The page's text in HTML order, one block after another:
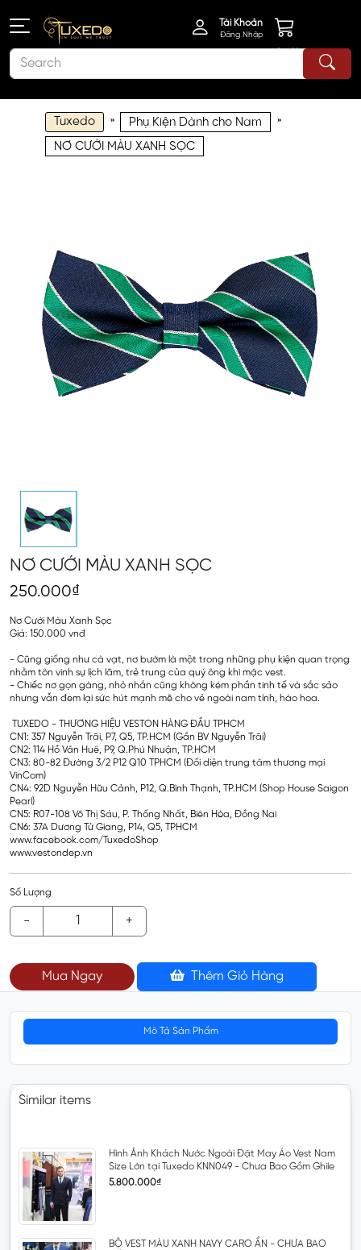
Tài Khoản
Đăng Nhập
Giỏ Hàng
Tuxedo » Phụ Kiện Dành cho Nam »
NƠ CƯỚI MÀU XANH SỌC
NƠ CƯỚI MÀU XANH SỌC
250.000₫
Nơ Cưới Màu Xanh Sọc
Giá: 150.000 vnđ
- Cũng giống như cà vạt, nơ bướm là một trong những phụ kiện quan trọng
nhằm tôn vinh sự lịch lãm, trẻ trung của quý ông khi mặc vest.
- Chiếc nơ gọn gàng, nhỏ nhắn cũng không kém phần tinh tế và sắc sảo
nhưng vẫn đem lại sức hút mạnh mẽ cho vẻ ngoài nam tính, hào hoa.
TUXEDO - THƯƠNG HIỆU VESTON HÀNG ĐẦU TPHCM
CN1: 357 Nguyễn Trãi, P7, Q5, TP.HCM (Gần BV Nguyễn Trãi)
CN2: 114 Hồ Văn Huê, P9, Q.Phú Nhuận, TP.HCM
CN3: 80-82 Đường 3/2 P12 Q10 TPHCM (Đối diện trung tâm thương mại
VinCom)
CN4: 92D Nguyễn Hữu Cảnh, P12, Q.Bình Thạnh, TP.HCM (Shop House Saigon
Pearl)
CN5: R07-108 Võ Thị Sáu, P. Thống Nhất, Biên Hòa, Đồng Nai
CN6: 37A Dương Tử Giang, P14, Q5, TPHCM
www.facebook.com/TuxedoShop
www.vestondep.vn
Số Lượng
- +
Mua Ngay Thêm Giỏ Hàng
Mô Tả Sản Phẩm
Similar items
Hình Ảnh Khách Nước Ngoài Đặt May Áo Vest Nam
Size Lớn tại Tuxedo KNN049 - Chưa Bao Gồm Ghile
5.800.000₫
BỘ VEST MÀU XANH NAVY CARO ẨN - CHƯA BAO